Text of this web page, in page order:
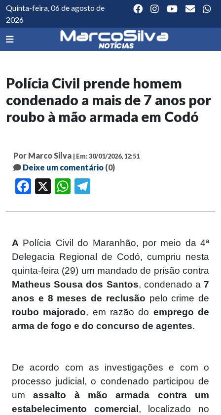
Quinta-feira, 06 de agosto de
2026
Polícia Civil prende homem
condenado a mais de 7 anos por
roubo à mão armada em Codó
Por Marco Silva | Em: 30/01/2026, 12:51
Deixe um comentário (0)
Facebook WhatsApp
A Polícia Civil do Maranhão, por meio da 4ª
Delegacia Regional de Codó, cumpriu nesta
quinta-feira (29) um mandado de prisão contra
Matheus Sousa dos Santos, condenado a 7
anos e 8 meses de reclusão pelo crime de
roubo majorado, em razão do emprego de
arma de fogo e do concurso de agentes.
De acordo com as investigações e com o
processo judicial, o condenado participou de
umassalto à mão armada contra um
estabelecimento comercial , localizado no